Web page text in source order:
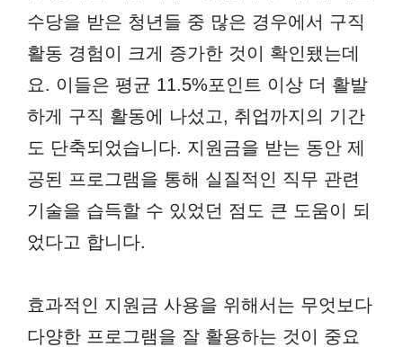
수당을 받은 청년들 중 많은 경우에서 구직
활동 경험이 크게 증가한 것이 확인됐는데
요. 이들은 평균 11.5%포인트 이상 더 활발
하게 구직 활동에 나섰고, 취업까지의 기간
도 단축되었습니다. 지원금을 받는 동안 제
공된 프로그램을 통해 실질적인 직무 관련
기술을 습득할 수 있었던 점도 큰 도움이 되
었다고 합니다.
효과적인 지원금 사용을 위해서는 무엇보다
다양한 프로그램을 잘 활용하는 것이 중요